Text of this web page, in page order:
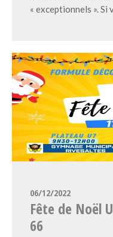
« exceptionnels ». Si
06/12/2022
Fête de Noël
66